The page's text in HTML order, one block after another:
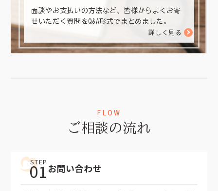
面談やお支払いの方法など、皆様からよくお寄
せいただく質問をQ&A形式でまとめました。
詳しく見る
FLOW
ご相談の流れ
STEP
01お問い合わせ